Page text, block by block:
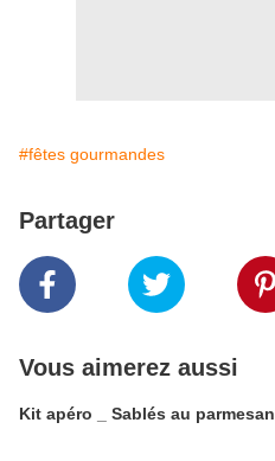
#fêtes gourmandes
Partager
Vous aimerez aussi
Kit apéro _ Sablés au parmesan